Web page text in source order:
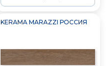
KERAMA MARAZZI РОССИЯ